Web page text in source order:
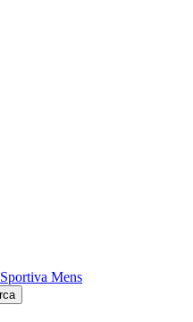
Sportiva Mens